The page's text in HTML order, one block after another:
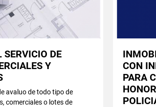
SERVICIO DE
Y
avaluo de todo tipo de
comerciales o lotes de
CON
PARA